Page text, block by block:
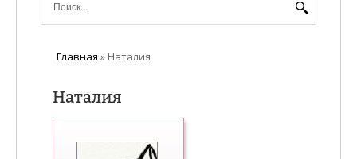
ГЛАВНАЯ
ТЫ И ОН
Главная » Наталия
Наталия